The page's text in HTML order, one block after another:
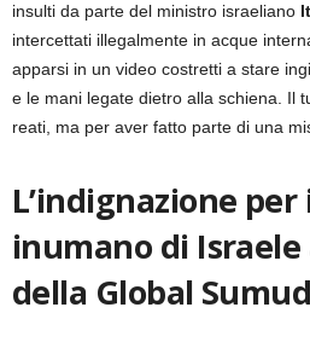
insulti da parte del ministro israeliano
intercettati illegalmente in acque
apparsi in un video costretti a stare
e le mani legate dietro alla schiena. Il
reati, ma per aver fatto parte di una
L’indignazione
inumano di
della Global